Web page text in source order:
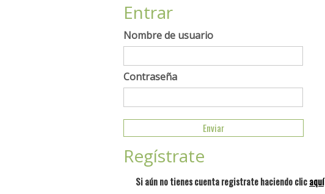
Entrar
Nombre de usuario
Contraseña
Regístrate
Si aún no tienes cuenta registrate haciendo clicaquí